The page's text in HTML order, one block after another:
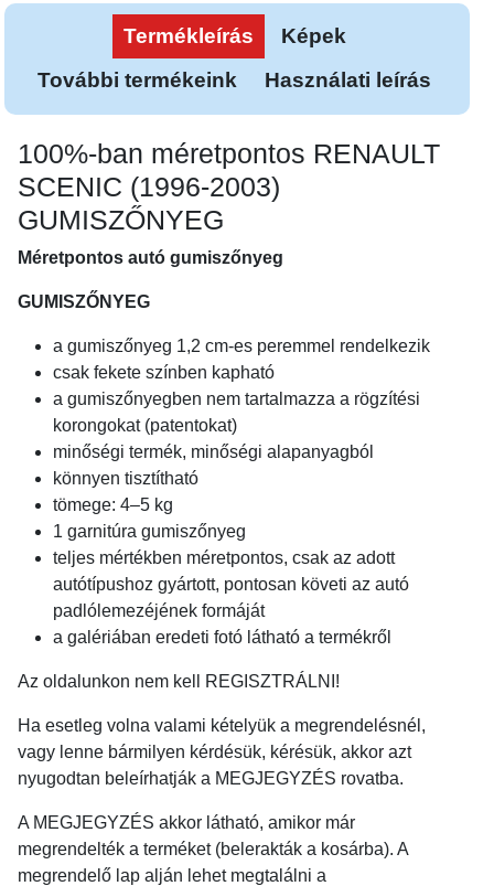
Termékleírás
Képek
További termékeink
Használati leírás
100%-ban méretpontos RENAULT
SCENIC (1996-2003)
GUMISZŐNYEG
Méretpontos autó gumiszőnyeg
GUMISZŐNYEG
a gumiszőnyeg 1,2 cm-es peremmel rendelkezik
csak fekete színben kapható
a gumiszőnyegben nem tartalmazza a rögzítési
korongokat (patentokat)
minőségi termék, minőségi alapanyagból
könnyen tisztítható
tömege: 4–5 kg
1 garnitúra gumiszőnyeg
teljes mértékben méretpontos, csak az adott
autótípushoz gyártott, pontosan követi az autó
padlólemezéjének formáját
a galériában eredeti fotó látható a termékről
Az oldalunkon nem kell REGISZTRÁLNI!
Ha esetleg volna valami kételyük a megrendelésnél,
vagy lenne bármilyen kérdésük, kérésük, akkor azt
nyugodtan beleírhatják a MEGJEGYZÉS rovatba.
A MEGJEGYZÉS akkor látható, amikor már
megrendelték a terméket (belerakták a kosárba). A
megrendelő lap alján lehet megtalálni a